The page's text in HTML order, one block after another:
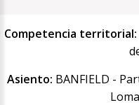
Competencia territorial:
Asiento: BANFIELD -